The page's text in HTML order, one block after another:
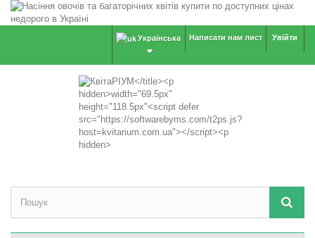
Увійти
Написати нам лист
Українська